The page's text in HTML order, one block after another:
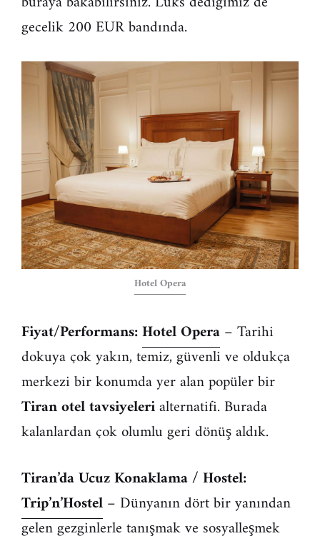
gecelik 200 EUR bandında.
Hotel Opera
Fiyat/Performans:Hotel Opera– Tarihi
dokuya çok yakın, temiz, güvenli ve oldukça
merkezi bir konumda yer alan popüler bir
Tiran otel tavsiyelerialternatifi. Burada
kalanlardan çok olumlu geri dönüş aldık.
Tiran’da Ucuz Konaklama / Hostel:
Trip’n’Hostel– Dünyanın dört bir yanından
gelen gezginlerle tanışmak ve sosyalleşmek